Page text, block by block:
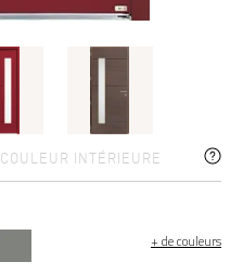
COULEUR INTÉRIEURE
+ de couleurs